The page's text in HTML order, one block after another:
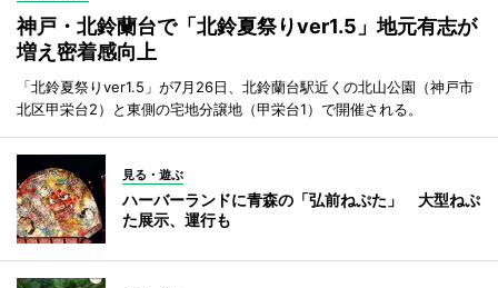
神戸・北鈴蘭台で「北鈴夏祭りver1.5」地元有志が
増え密着感向上
「北鈴夏祭りver1.5」が7月26日、北鈴蘭台駅近くの北山公園（神戸市
北区甲栄台2）と東側の宅地分譲地（甲栄台1）で開催される。
見る・遊ぶ
ハーバーランドに青森の「弘前ねぷた」 大型ねぷ
た展示、運行も